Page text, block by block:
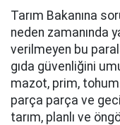
Tarım Bakanına
neden zamanında
verilmeyen bu
gıda güvenliğini
mazot, prim,
parça parça ve
tarım, planlı ve